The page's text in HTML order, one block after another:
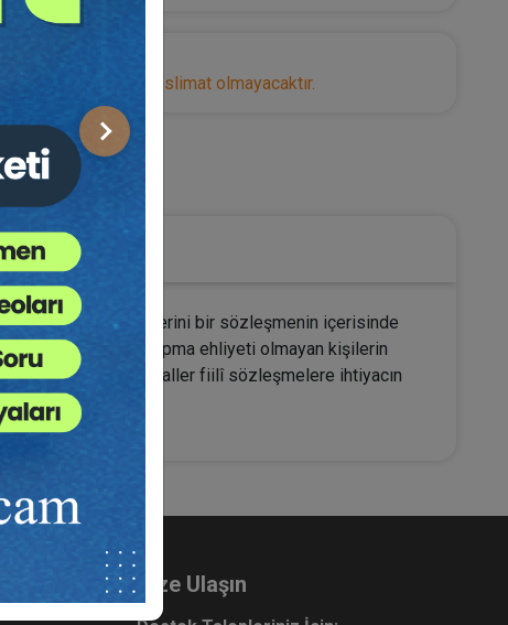
Sonraki
herhangi bir teslimat olmayacaktır.
Hukuku
da insanlar kendilerini bir sözleşmenin içerisinde
Sözleşme yapma ehliyeti olmayan kişilerin
olabilir. Tüm bu haller fiilî sözleşmelere ihtiyacın
Bize Ulaşın